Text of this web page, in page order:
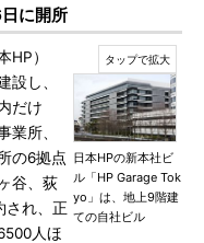
に開所
日本HPの新本社ビ
ル「HP Garage Tok
yo」は、地上9階建
ての自社ビル
）
設し、
だけ
業所、
の6拠点
谷、荻
され、正
人ほ